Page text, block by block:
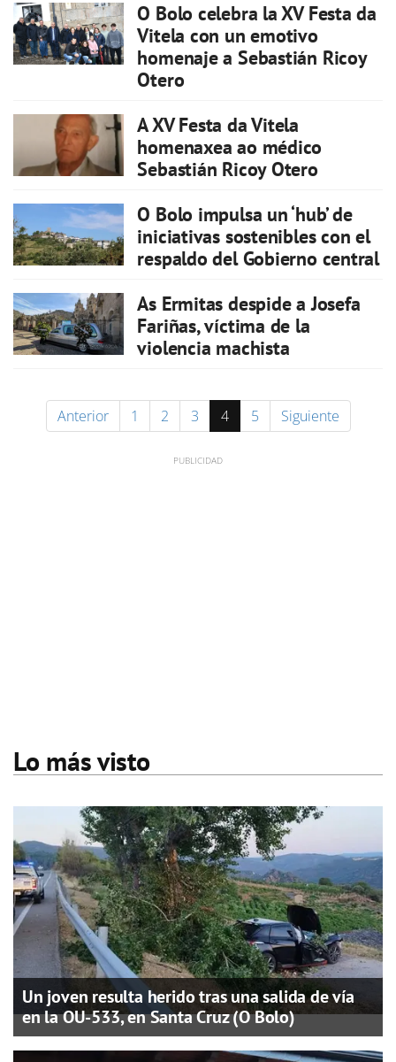
O Bolo celebra la XV Festa da
Vitela con un emotivo
homenaje a Sebastián Ricoy
Otero
A XV Festa da Vitela
homenaxea ao médico
Sebastián Ricoy Otero
O Bolo impulsa un ‘hub’ de
iniciativas sostenibles con el
respaldo del Gobierno central
As Ermitas despide a Josefa
Fariñas, víctima de la
violencia machista
Anterior 1 2 3 4 5 Siguiente
Lo más visto
Un joven resulta herido tras una salida de vía
en la OU-533, en Santa Cruz (O Bolo)